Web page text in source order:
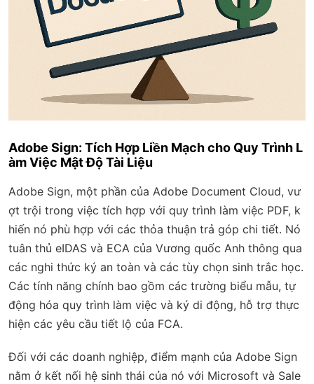
Adobe Sign: Tích Hợp Liền Mạch cho Quy Trình L
àm Việc Mật Độ Tài Liệu
Adobe Sign, một phần của Adobe Document Cloud, vư
ợt trội trong việc tích hợp với quy trình làm việc PDF, k
hiến nó phù hợp với các thỏa thuận trả góp chi tiết. Nó
tuân thủ eIDAS và ECA của Vương quốc Anh thông qua
các nghi thức ký an toàn và các tùy chọn sinh trắc học.
Các tính năng chính bao gồm các trường biểu mẫu, tự
động hóa quy trình làm việc và ký di động, hỗ trợ thực
hiện các yêu cầu tiết lộ của FCA.
Đối với các doanh nghiệp, điểm mạnh của Adobe Sign
nằm ở kết nối hệ sinh thái của nó với Microsoft và Sale